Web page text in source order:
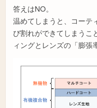
答えはNO。
温めてしまうと、コーテ
び割れができてしまうこ
ィングとレンズの「膨張